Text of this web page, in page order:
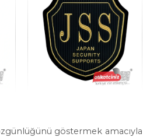
göstermek amacıyla